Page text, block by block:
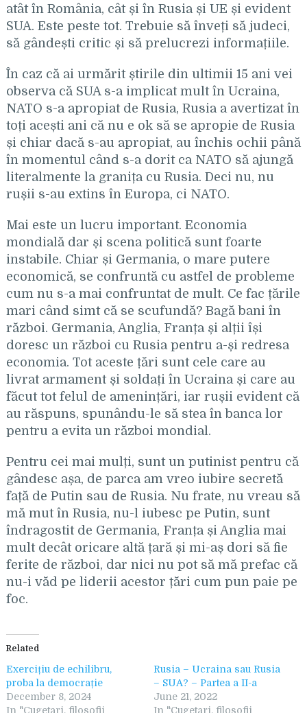
atât în România, cât și în Rusia și UE și evident
SUA. Este peste tot. Trebuie să înveți să judeci,
să gândești critic și să prelucrezi informațiile.
În caz că ai urmărit știrile din ultimii 15 ani vei
observa că SUA s-a implicat mult în Ucraina,
NATO s-a apropiat de Rusia, Rusia a avertizat în
toți acești ani că nu e ok să se apropie de Rusia
și chiar dacă s-au apropiat, au închis ochii până
în momentul când s-a dorit ca NATO să ajungă
literalmente la granița cu Rusia. Deci nu, nu
rușii s-au extins în Europa, ci NATO.
Mai este un lucru important. Economia
mondială dar și scena politică sunt foarte
instabile. Chiar și Germania, o mare putere
economică, se confruntă cu astfel de probleme
cum nu s-a mai confruntat de mult. Ce fac țările
mari când simt că se scufundă? Bagă bani în
război. Germania, Anglia, Franța și alții își
doresc un război cu Rusia pentru a-și redresa
economia. Tot aceste țări sunt cele care au
livrat armament și soldați în Ucraina și care au
făcut tot felul de amenințări, iar rușii evident că
au răspuns, spunându-le să stea în banca lor
pentru a evita un război mondial.
Pentru cei mai mulți, sunt un putinist pentru că
gândesc așa, de parca am vreo iubire secretă
față de Putin sau de Rusia. Nu frate, nu vreau să
mă mut în Rusia, nu-l iubesc pe Putin, sunt
îndragostit de Germania, Franța și Anglia mai
mult decât oricare altă țară și mi-aș dori să fie
ferite de război, dar nici nu pot să mă prefac că
nu-i văd pe liderii acestor țări cum pun paie pe
foc.
Related
Exercițiu de echilibru,
proba la democrație
December 8, 2024
In "Cugetari, filosofii
Rusia – Ucraina sau Rusia
– SUA? – Partea a II-a
June 21, 2022
In "Cugetari, filosofii